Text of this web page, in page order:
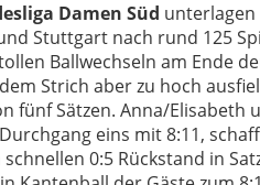
Damen Süd unterlagen
Stuttgart nach rund 125
Ballwechseln am Ende
Strich aber zu hoch
fünf Sätzen. Anna/Elisabeth
eins mit 8:11,
0:5 Rückstand in